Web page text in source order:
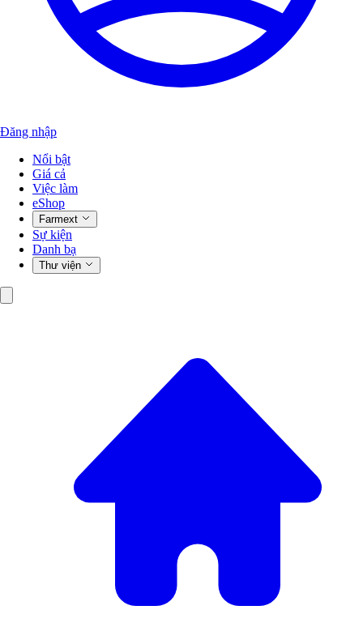
Đăng nhập
Nổi bật
Giá cả
Việc làm
eShop
Farmext
Sự kiện
Danh bạ
Thư viện